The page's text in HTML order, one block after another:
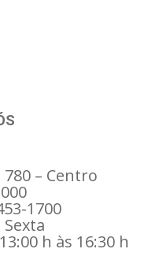
– Centro
1700
h às 16:30 h